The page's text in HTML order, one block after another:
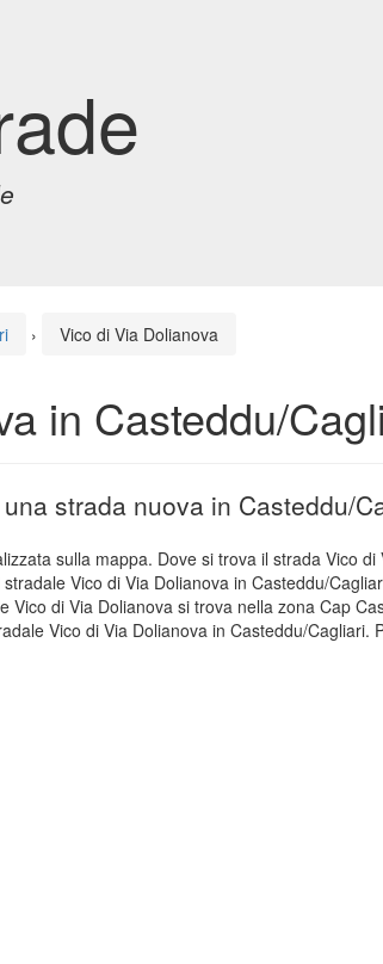
› Vico di Via Dolianova
in Casteddu/
strada nuova in Casteddu/
sulla mappa. Dove si trova il strada Vico
Vico di Via Dolianova in Casteddu/
di Via Dolianova si trova nella zona Cap
Vico di Via Dolianova in Casteddu/